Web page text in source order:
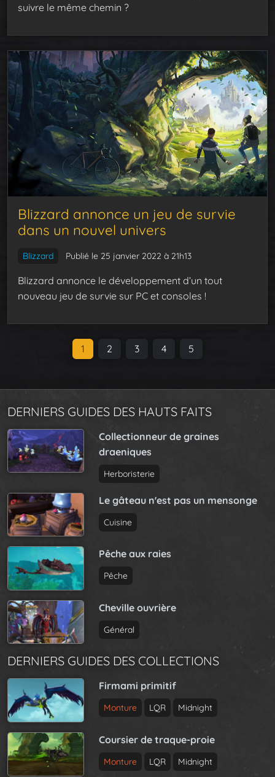
suivre le même chemin ?
Blizzard annonce un jeu de survie
dans un nouvel univers
Blizzard Publié le 25 janvier 2022 à 21h13
Blizzard annonce le développement d’un tout
nouveau jeu de survie sur PC et consoles !
e
n
v
i
g
t
i
o
n
C
e
P
a
1
P
2
P
3
P
4
P
5
DERNIERS GUIDES DES HAUTS FAITS
Collectionneur de graines
draeniques
Herboristerie
Le gâteau n'est pas un mensonge
Cuisine
Pêche aux raies
Pêche
Cheville ouvrière
Général
DERNIERS GUIDES DES COLLECTIONS
Firmami primitif
Monture LQR Midnight
Coursier de traque-proie
Monture LQR Midnight